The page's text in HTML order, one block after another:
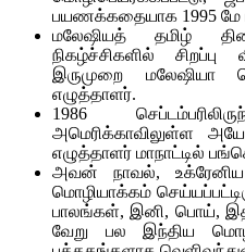
பயணக்கதையாக 1995 மே
மலேஷியத் தமிழ்
நிகழ்ச்சிகளில்
இருமுறை மலேஷியா
எழுத்தாளர்.
1986
அமெரிக்காவிலுள்ள
எழுத்தாளர் மாநாட்டில்
அவன் நாவல்,
மொழியாக்கம்
பாலங்கள், இனி, பொய்,
வேறு பல இந்திய